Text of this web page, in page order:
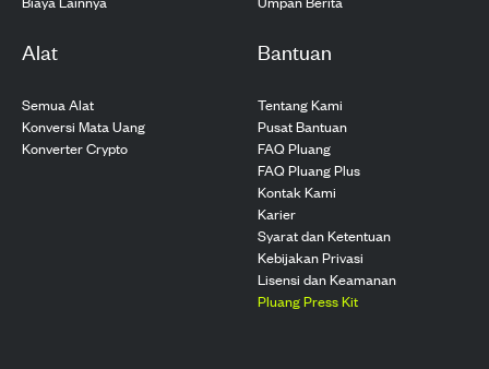
Alat
Semua Alat
Konversi Mata Uang
Konverter Crypto
Bantuan
Tentang Kami
Pusat Bantuan
FAQ Pluang
FAQ Pluang Plus
Kontak Kami
Karier
Syarat dan Ketentuan
Kebijakan Privasi
Lisensi dan Keamanan
Pluang Press Kit